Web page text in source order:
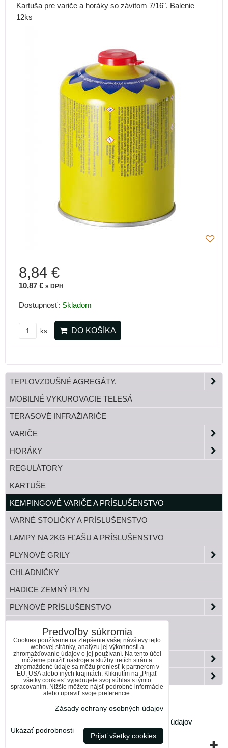
Kartuša pre variče a horáky so závitom 7/16". Balenie
12ks
8,84 €
10,87 € s DPH
Dostupnosť: Skladom
ks DO KOŠÍKA
TEPLOVZDUŠNÉ AGREGÁTY.
MOBILNÉ VYKUROVACIE TELESÁ
TERASOVÉ INFRAŽIARIČE
VARIČE
HORÁKY
REGULÁTORY
KARTUŠE
KEMPINGOVÉ VARIČE A PRÍSLUŠENSTVO
VARNÉ STOLIČKY A PRÍSLUŠENSTVO
LAMPY NA 2KG FĽAŠU A PRÍSLUŠENSTVO
PLYNOVÉ GRILY
CHLADNIČKY
HADICE ZEMNÝ PLYN
PLYNOVÉ PRÍSLUŠENSTVO
BANDASKY
ZÁHRADA
PAELLA HORÁKY DO KOTLINY
Zásady ochrany osobných údajov
BiznisWeb.sk
Predvoľby súkromia
Cookies používame na zlepšenie vašej návštevy tejto
webovej stránky, analýzu jej výkonnosti a
zhromažďovanie údajov o jej používaní. Na tento účel
môžeme použiť nástroje a služby tretích strán a
zhromaždené údaje sa môžu preniesť k partnerom v
EÚ, USA alebo iných krajinách. Kliknutím na „Prijať
všetky cookies“ vyjadrujete svoj súhlas s týmto
spracovaním. Nižšie môžete nájsť podrobné informácie
alebo upraviť svoje preferencie.
Zásady ochrany osobných údajov
Ukázať podrobnosti
Prijať všetky cookies